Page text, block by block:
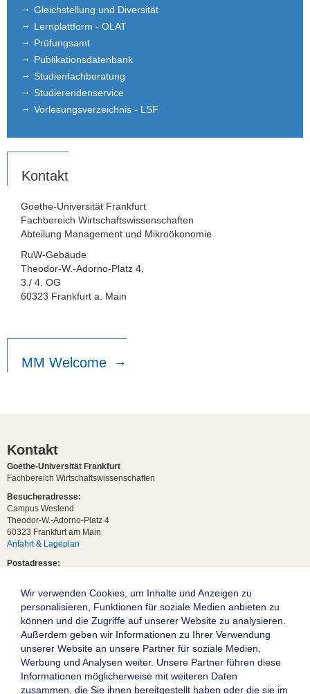
Gleichstellung und Diversität
Lernplattform - OLAT
Prüfungsamt
Publikationsdatenbank
Studienfachberatung
Studierendenservice
Vorlesungsverzeichnis - LSF
Kontakt
Goethe-Universität Frankfurt
Fachbereich Wirtschaftswissenschaften
Abteilung Management und Mikroökonomie
RuW-Gebäude
Theodor-W.-Adorno-Platz 4,
3./ 4. OG
60323 Frankfurt a. Main
MM Welcome
Kontakt
Goethe-Universität Frankfurt
Fachbereich Wirtschaftswissenschaften
Besucheradresse:
Campus Westend
Theodor-W.-Adorno-Platz 4
60323 Frankfurt am Main
Anfahrt & Lageplan
Postadresse:
Studentische Anfragen:
studium[at]wiwi.uni-frankfurt[dot]de
Allgemeine Anfragen:
dekanat02[at]wiwi.uni-frankfurt[dot]de
Wir verwenden Cookies, um Inhalte und Anzeigen zu
personalisieren, Funktionen für soziale Medien anbieten zu
können und die Zugriffe auf unserer Website zu analysieren.
Außerdem geben wir Informationen zu Ihrer Verwendung
unserer Website an unsere Partner für soziale Medien,
Werbung und Analysen weiter. Unsere Partner führen diese
Informationen möglicherweise mit weiteren Daten
zusammen, die Sie ihnen bereitgestellt haben oder die sie im